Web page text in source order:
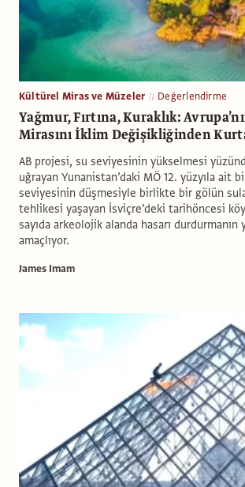
Kültürel Miras ve Müzeler Değerlendirme
Yağmur, Fırtına, Kuraklık:
Mirasını İklim Değişikliğinden
AB projesi, su seviyesinin yükselmesi
uğrayan Yunanistan’daki MÖ 12. yüzyıla ait
seviyesinin düşmesiyle birlikte bir gölün
tehlikesi yaşayan İsviçre’deki tarihöncesi
sayıda arkeolojik alanda hasarı durdurmanın
amaçlıyor.
James Imam